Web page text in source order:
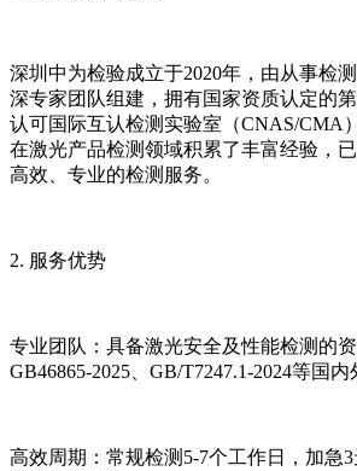
深圳中为检验成立于2020年，由从事检
深专家团队组建，拥有国家资质认定的
认可国际互认检测实验室（CNAS/CMA
在激光产品检测领域积累了丰富经验，
高效、专业的检测服务。
2. 服务优势
专业团队：具备激光安全及性能检测的
GB46865-2025、GB/T7247.1-2024等国内
高效周期：常规检测5-7个工作日，加急